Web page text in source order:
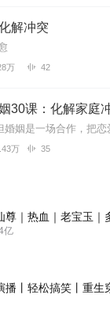
解冲突
万 42
30课：化解家庭
万 35
尊｜热血｜老宝玉｜
亿
播丨轻松搞笑丨重生